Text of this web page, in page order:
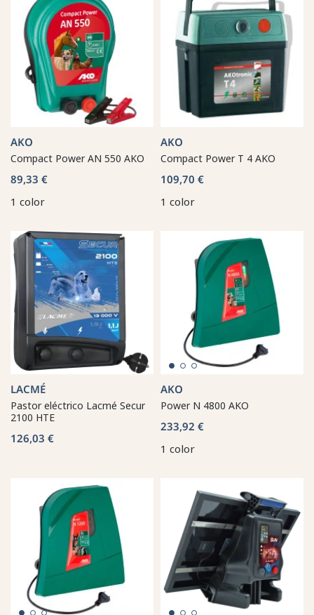
AKO
Compact Power AN 550 AKO
89,33 €
1 color
AKO
Compact Power T 4 AKO
109,70 €
1 color
LACMÉ
Pastor eléctrico Lacmé Secur
2100 HTE
126,03 €
AKO
Power N 4800 AKO
233,92 €
1 color